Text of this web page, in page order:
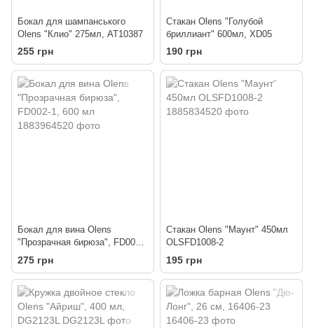
Бокал для шампанського
Olens "Клио" 275мл, AT10387
255 грн
Стакан Olens "Голубой
бриллиант" 600мл, XD05
190 грн
Бокал для вина Olens
"Прозрачная бирюза", FD002-
1, 600 мл
275 грн
Стакан Olens "Маунт" 450мл
OLSFD1008-2
195 грн